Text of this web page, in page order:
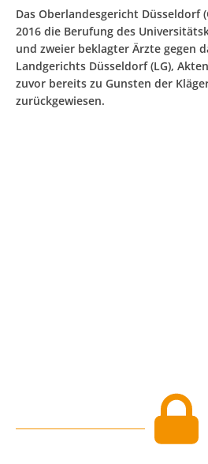
Das Oberlandesgericht Düsseldorf
2016 die Berufung des
und zweier beklagter Ärzte gegen
Landgerichts Düsseldorf (LG),
zuvor bereits zu Gunsten der
zurückgewiesen.